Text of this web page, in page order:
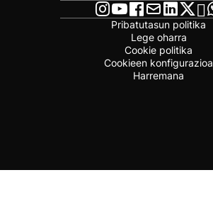
Pribatutasun politika
Lege oharra
Cookie politika
Cookieen konfigurazioa
Harremana